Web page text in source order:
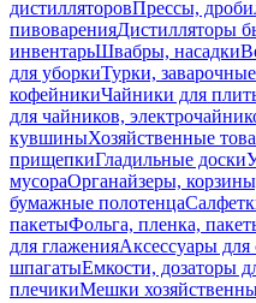
дистилляторовПрессы,
пивоваренияДистилляторы
инвентарьШвабры, насадки
для уборкиТурки,
кофейникиЧайники для
для чайников,
кувшиныХозяйственные
прищепкиГладильные доски
мусораОрганайзеры,
бумажные полотенца
пакетыФольга, пленка,
для глаженияАксессуары для
шпагатыЕмкости, дозаторы
плечикиМешки